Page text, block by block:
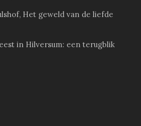
Het geweld van de liefde
in Hilversum: een terugblik